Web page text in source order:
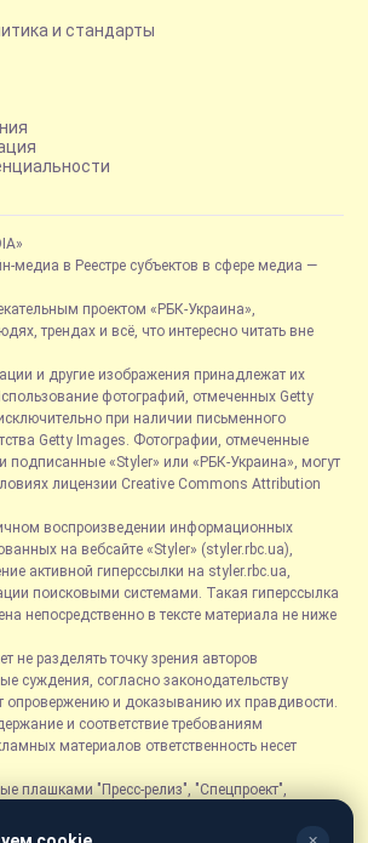
и стандарты
медиа в Реестре субъектов в сфере медиа —
проектом «РБК-Украина»,
трендах и всё, что интересно читать вне
и другие изображения принадлежат их
фотографий, отмеченных Getty
при наличии письменного
Getty Images. Фотографии, отмеченные
подписанные «Styler» или «РБК-Украина», могут
лицензии Creative Commons Attribution
воспроизведении информационных
на вебсайте «Styler» (styler.rbc.ua),
активной гиперссылки на styler.rbc.ua,
поисковыми системами. Такая гиперссылка
непосредственно в тексте материала не ниже
не разделять точку зрения авторов
суждения, согласно законодательству
опровержению и доказыванию их правдивости.
и соответствие требованиям
материалов ответственность несет
плашками "Пресс-релиз", "Спецпроект",
рекламы.